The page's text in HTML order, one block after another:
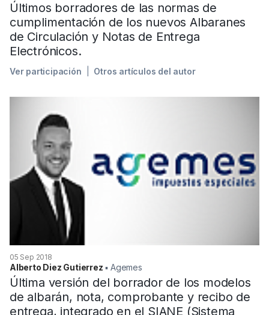
Últimos borradores de las normas de
cumplimentación de los nuevos Albaranes
de Circulación y Notas de Entrega
Electrónicos.
Ver participación Otros artículos del autor
05 Sep 2018
Alberto Diez Gutierrez ▪︎ Agemes
Última versión del borrador de los modelos
de albarán, nota, comprobante y recibo de
entrega, integrado en el SIANE (Sistema